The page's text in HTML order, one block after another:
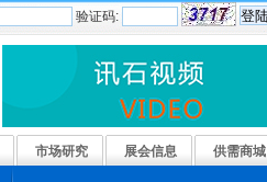
验证码:
市场研究 展会信息 供需商城